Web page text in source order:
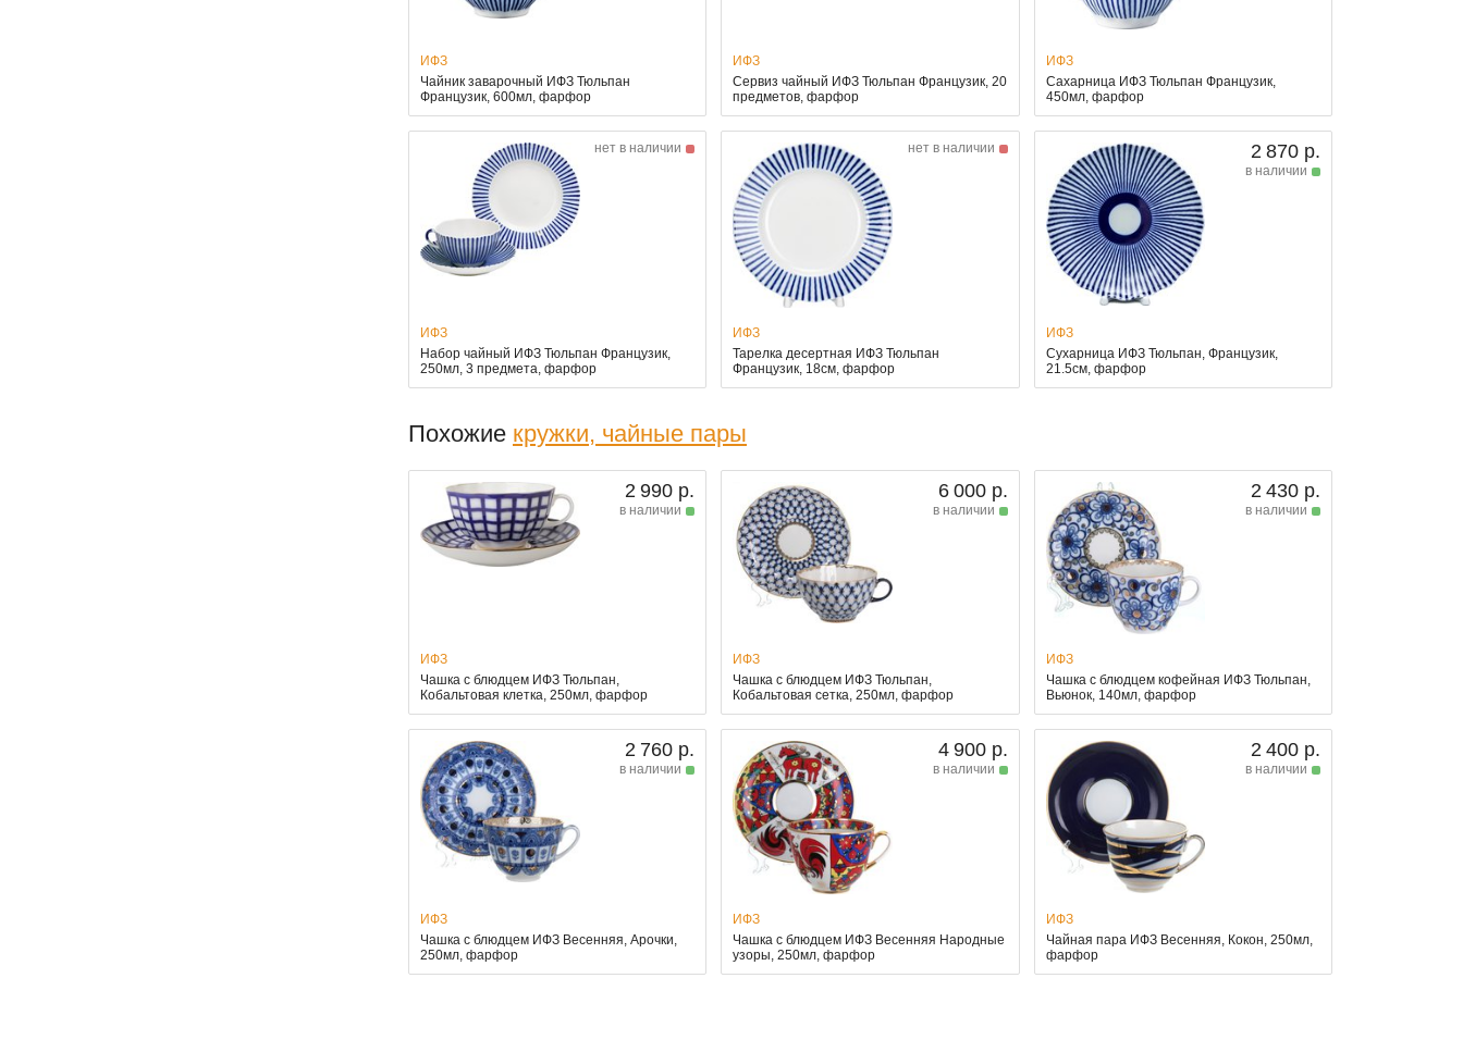
ИФЗ
Чайник заварочный ИФЗ Тюльпан
Французик, 600мл, фарфор
ИФЗ
Сервиз чайный ИФЗ Тюльпан Французик, 20
предметов, фарфор
ИФЗ
Сахарница ИФЗ Тюльпан Французик,
450мл, фарфор
нет в наличии
ИФЗ
Набор чайный ИФЗ Тюльпан Французик,
250мл, 3 предмета, фарфор
нет в наличии
ИФЗ
Тарелка десертная ИФЗ Тюльпан
Французик, 18см, фарфор
2 870 р.
в наличии
ИФЗ
Сухарница ИФЗ Тюльпан, Французик,
21.5см, фарфор
Похожие кружки, чайные пары
2 990 р.
в наличии
ИФЗ
Чашка с блюдцем ИФЗ Тюльпан,
Кобальтовая клетка, 250мл, фарфор
6 000 р.
в наличии
ИФЗ
Чашка с блюдцем ИФЗ Тюльпан,
Кобальтовая сетка, 250мл, фарфор
2 430 р.
в наличии
ИФЗ
Чашка с блюдцем кофейная ИФЗ Тюльпан,
Вьюнок, 140мл, фарфор
2 760 р.
в наличии
ИФЗ
Чашка с блюдцем ИФЗ Весенняя, Арочки,
250мл, фарфор
4 900 р.
в наличии
ИФЗ
Чашка с блюдцем ИФЗ Весенняя Народные
узоры, 250мл, фарфор
2 400 р.
в наличии
ИФЗ
Чайная пара ИФЗ Весенняя, Кокон, 250мл,
фарфор